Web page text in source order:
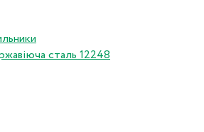
сталь 12248